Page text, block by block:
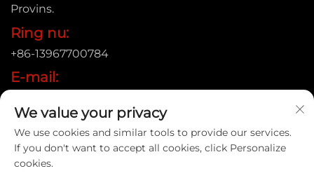
Provins.
Ring nu:
+86-13967700784
E-mail:
Copyright © 2025 Ruian Xinye Packaging Machine Co.,Ltd |
We value your privacy
We use cookies and similar tools to provide our services.
If you don't want to accept all cookies, click Personalize
cookies.